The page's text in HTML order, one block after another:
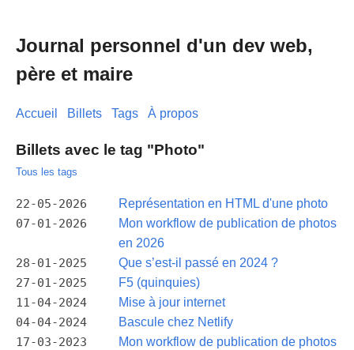
Journal personnel d'un dev web,
père et maire
Accueil Billets Tags À propos
Billets avec le tag "Photo"
Tous les tags
22-05-2026 Représentation en HTML d'une photo
07-01-2026
Mon workflow de publication de photos
en 2026
28-01-2025 Que s’est-il passé en 2024 ?
27-01-2025 F5 (quinquies)
11-04-2024 Mise à jour internet
04-04-2024 Bascule chez Netlify
17-03-2023 Mon workflow de publication de photos